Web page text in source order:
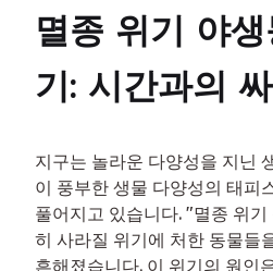
멸종 위기 야
기: 시간과의
지구는 놀라운 다양성을 지닌
이 풍부한 생물 다양성의 태피
풀어지고 있습니다. "멸종 위
히 사라질 위기에 처한 동물들
흔해졌습니다. 이 위기의 원인